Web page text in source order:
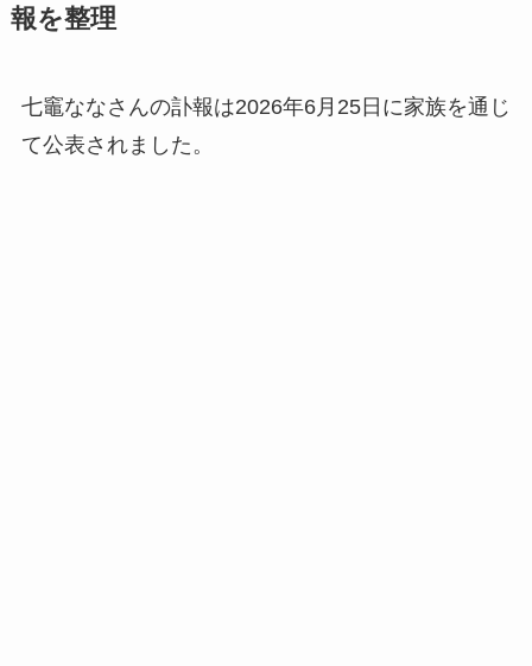
報を整理
七竈ななさんの訃報は2026年6月25日に家族を通じ
て公表されました。